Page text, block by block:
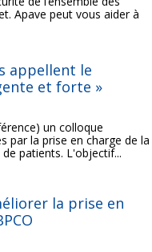
Apave peut vous aider à
appellent le
et forte »
un colloque
par la prise en charge de la
patients. L'objectif...
la prise en